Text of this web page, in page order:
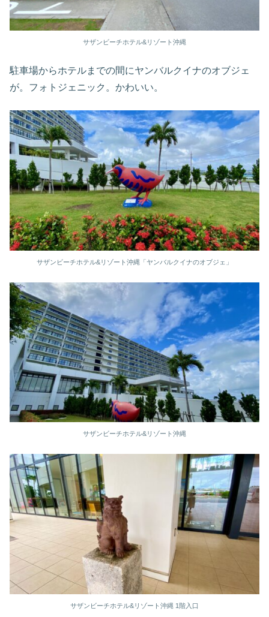
サザンビーチホテル&リゾート沖縄
駐車場からホテルまでの間にヤンバルクイナのオブジェ
が。フォトジェニック。かわいい。
サザンビーチホテル&リゾート沖縄「ヤンバルクイナのオブジェ」
サザンビーチホテル&リゾート沖縄
サザンビーチホテル&リゾート沖縄 1階入口